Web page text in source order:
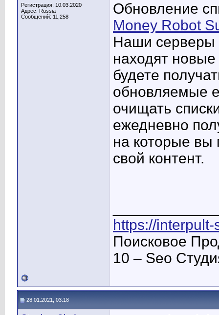
Регистрация: 10.03.2020
Адрес: Russia
Сообщений: 11,258
Обновление
Money Robot
Наши серверы
находят
будете
обновляемые
очищать
ежедневно
на которые вы
свой контент.
https://
Поисковое
10 – Seo
28.01.2021, 03:18